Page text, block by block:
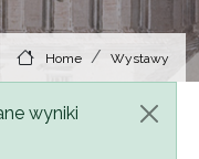
Home Wystawy
wyniki